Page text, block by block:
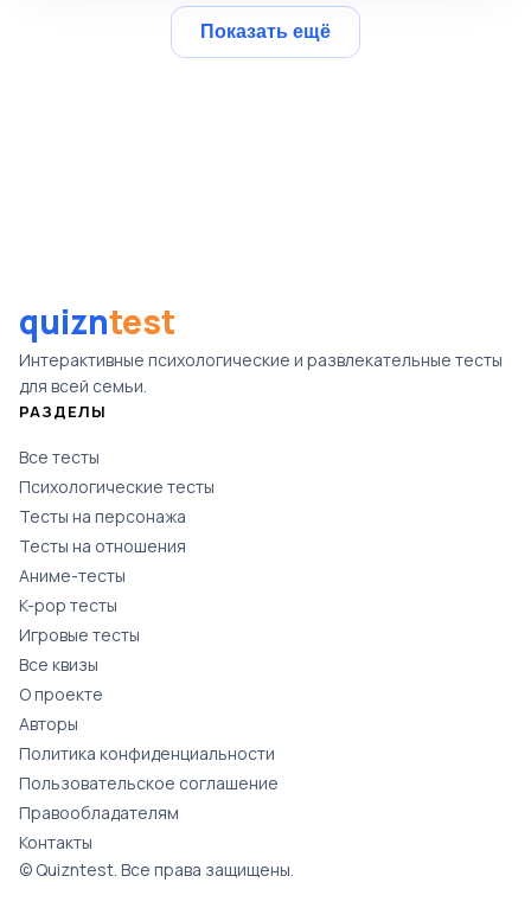
Показать ещё
quizntest
Интерактивные психологические и развлекательные тесты
для всей семьи.
РАЗДЕЛЫ
Все тесты
Психологические тесты
Тесты на персонажа
Тесты на отношения
Аниме-тесты
K-pop тесты
Игровые тесты
Все квизы
О проекте
Авторы
Политика конфиденциальности
Пользовательское соглашение
Правообладателям
Контакты
© Quizntest. Все права защищены.